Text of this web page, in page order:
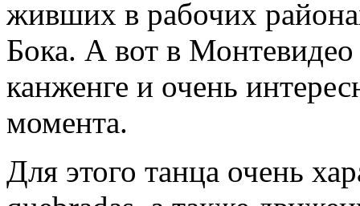
живших в рабочих
Бока. А вот в
канженге и очень
момента.
Для этого танца очень